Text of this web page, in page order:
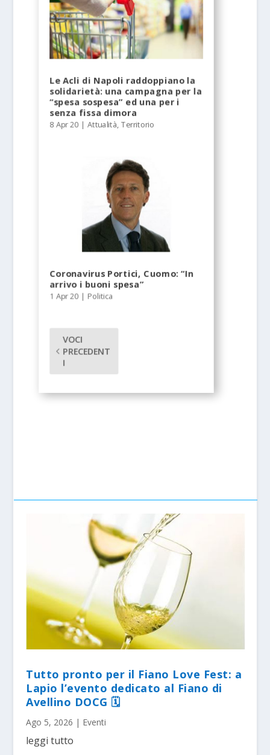
Le Acli di Napoli raddoppiano la
solidarietà: una campagna per la
“spesa sospesa” ed una per i
senza fissa dimora
8 Apr 20 |Attualità,Territorio
Coronavirus Portici, Cuomo: “In
arrivo i buoni spesa”
1 Apr 20 | Politica
VOCI
PRECEDENT
I
Tutto pronto per il Fiano Love Fest: a
Lapio l’evento dedicato al Fiano di
Avellino DOCG 🗓
Ago 5, 2026 | Eventi
leggi tutto